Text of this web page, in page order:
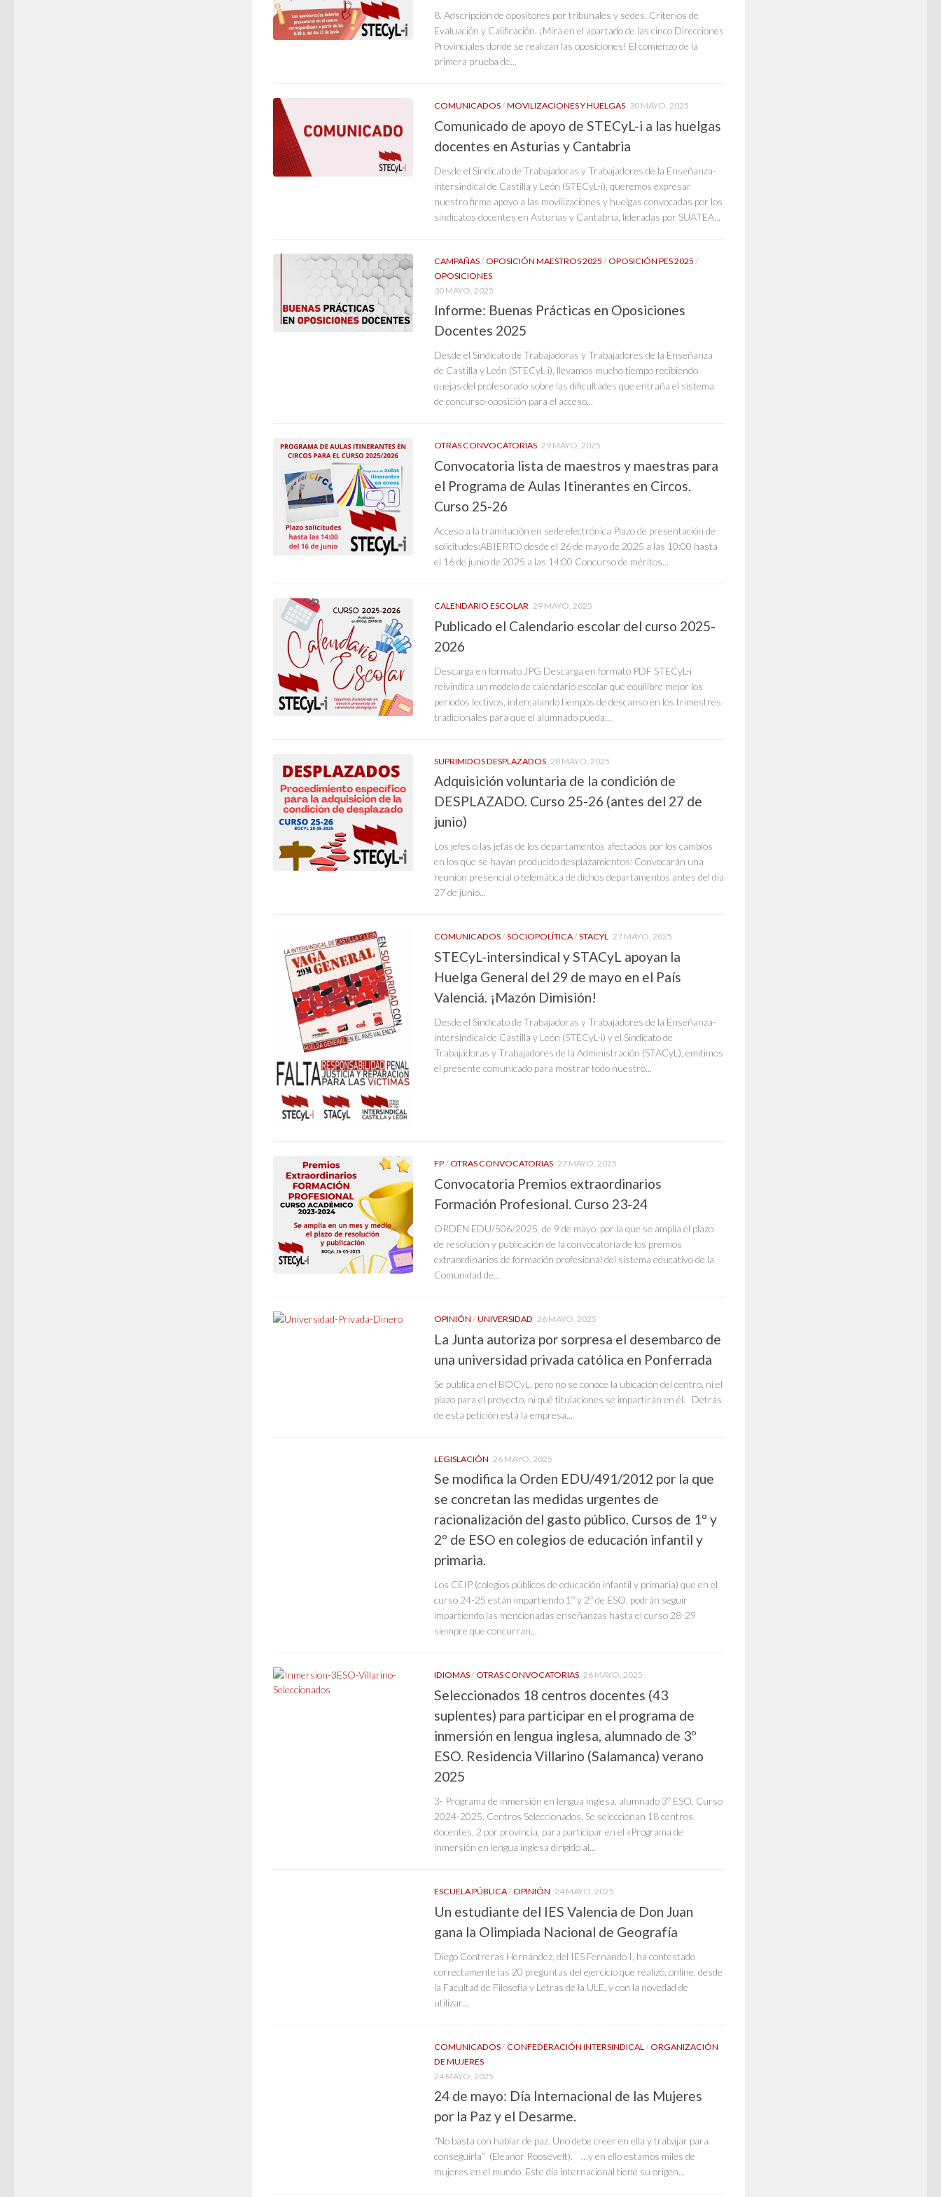
8. Adscripción de opositores por tribunales y sedes. Criterios de
Evaluación y Calificación. ¡Mira en el apartado de las cinco Direcciones
Provinciales donde se realizan las oposiciones! El comienzo de la
primera prueba de...
COMUNICADOS/MOVILIZACIONES Y HUELGAS 30 MAYO, 2025
Comunicado de apoyo de STECyL-i a las huelgas
docentes en Asturias y Cantabria
Desde el Sindicato de Trabajadoras y Trabajadores de la Enseñanza-
intersindical de Castilla y León (STECyL-i), queremos expresar
nuestro firme apoyo a las movilizaciones y huelgas convocadas por los
sindicatos docentes en Asturias y Cantabria, lideradas por SUATEA...
CAMPAÑAS/OPOSICIÓN MAESTROS 2025 /OPOSICIÓN PES 2025 /
OPOSICIONES
30 MAYO, 2025
Informe: Buenas Prácticas en Oposiciones
Docentes 2025
Desde el Sindicato de Trabajadoras y Trabajadores de la Enseñanza
de Castilla y León (STECyL-i), llevamos mucho tiempo recibiendo
quejas del profesorado sobre las dificultades que entraña el sistema
de concurso-oposición para el acceso...
OTRAS CONVOCATORIAS 29 MAYO, 2025
Convocatoria lista de maestros y maestras para
el Programa de Aulas Itinerantes en Circos.
Curso 25-26
Acceso a la tramitación en sede electrónica Plazo de presentación de
solicitudes:ABIERTO desde el 26 de mayo de 2025 a las 10:00 hasta
el 16 de junio de 2025 a las 14:00 Concurso de méritos...
CALENDARIO ESCOLAR 29 MAYO, 2025
Publicado el Calendario escolar del curso 2025-
2026
Descarga en formato JPG Descarga en formato PDF STECyL-i
reivindica un modelo de calendario escolar que equilibre mejor los
periodos lectivos, intercalando tiempos de descanso en los trimestres
tradicionales para que el alumnado pueda...
SUPRIMIDOS DESPLAZADOS 28 MAYO, 2025
Adquisición voluntaria de la condición de
DESPLAZADO. Curso 25-26 (antes del 27 de
junio)
Los jefes o las jefas de los departamentos afectados por los cambios
en los que se hayan producido desplazamientos: Convocarán una
reunión presencial o telemática de dichos departamentos antes del día
27 de junio...
COMUNICADOS/SOCIOPOLÍTICA/STACYL 27 MAYO, 2025
STECyL-intersindical y STACyL apoyan la
Huelga General del 29 de mayo en el País
Valenciá. ¡Mazón Dimisión!
Desde el Sindicato de Trabajadoras y Trabajadores de la Enseñanza-
intersindical de Castilla y León (STECyL-i) y el Sindicato de
Trabajadoras y Trabajadores de la Administración (STACyL), emitimos
el presente comunicado para mostrar todo nuestro...
FP/OTRAS CONVOCATORIAS 27 MAYO, 2025
Convocatoria Premios extraordinarios
Formación Profesional. Curso 23-24
ORDEN EDU/506/2025, de 9 de mayo, por la que se amplía el plazo
de resolución y publicación de la convocatoria de los premios
extraordinarios de formación profesional del sistema educativo de la
Comunidad de...
OPINIÓN /UNIVERSIDAD 26 MAYO, 2025
La Junta autoriza por sorpresa el desembarco de
una universidad privada católica en Ponferrada
Se publica en el BOCyL, pero no se conoce la ubicación del centro, ni el
plazo para el proyecto, ni qué titulaciones se impartirán en él. Detrás
de esta petición está la empresa...
LEGISLACIÓN 26 MAYO, 2025
Se modifica la Orden EDU/491/2012 por la que
se concretan las medidas urgentes de
racionalización del gasto público. Cursos de 1º y
2º de ESO en colegios de educación infantil y
primaria.
Los CEIP (colegios públicos de educación infantil y primaria) que en el
curso 24-25 están impartiendo 1º y 2º de ESO, podrán seguir
impartiendo las mencionadas enseñanzas hasta el curso 28-29
siempre que concurran...
IDIOMAS/OTRAS CONVOCATORIAS 26 MAYO, 2025
Seleccionados 18 centros docentes (43
suplentes) para participar en el programa de
inmersión en lengua inglesa, alumnado de 3º
ESO. Residencia Villarino (Salamanca) verano
2025
3- Programa de inmersión en lengua inglesa, alumnado 3º ESO. Curso
2024-2025. Centros Seleccionados. Se seleccionan 18 centros
docentes, 2 por provincia, para participar en el «Programa de
inmersión en lengua inglesa dirigido al...
ESCUELA PÚBLICA/OPINIÓN 24 MAYO, 2025
Un estudiante del IES Valencia de Don Juan
gana la Olimpiada Nacional de Geografía
Diego Contreras Hernández, del IES Fernando I, ha contestado
correctamente las 20 preguntas del ejercicio que realizó, online, desde
la Facultad de Filosofía y Letras de la ULE, y con la novedad de
utilizar...
COMUNICADOS/CONFEDERACIÓN INTERSINDICAL /ORGANIZACIÓN
DE MUJERES
24 MAYO, 2025
24 de mayo: Día Internacional de las Mujeres
por la Paz y el Desarme.
“No basta con hablar de paz. Uno debe creer en ella y trabajar para
conseguirla” (Eleanor Roosevelt). …y en ello estamos miles de
mujeres en el mundo. Este día internacional tiene su origen...